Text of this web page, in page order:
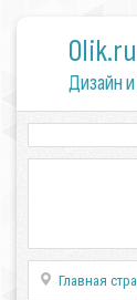
0lik.ru
Дизайн
Главная